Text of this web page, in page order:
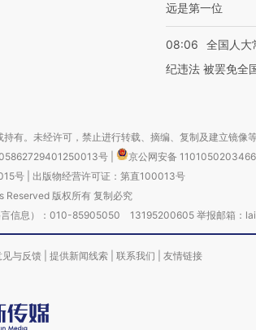
远是第一位
08:06
全国人大
纪违法 被罢免全
有。未经许可，禁止进行转载、摘编、复制及建立镜像等
号
京公网安备
号| 出版物经营许可证：第直100013号
Reserved 版权所有 复制必究
言信息）：010-85905050 13195200605 举报邮箱：
见与反馈 提供新闻线索 联系我们 友情链接